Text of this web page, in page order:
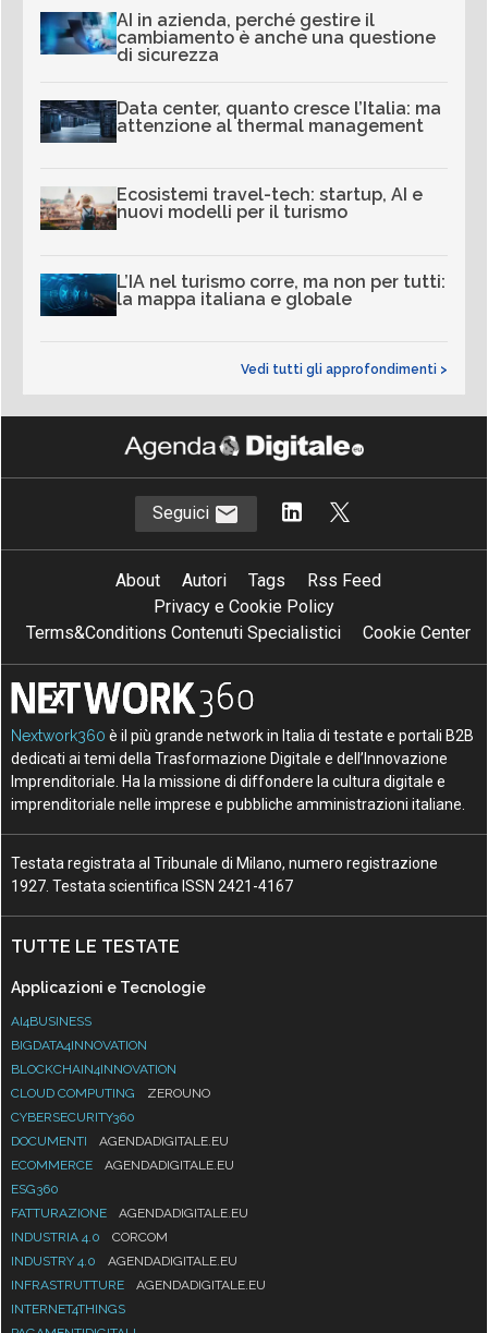
AI in azienda, perché gestire il
cambiamento è anche una questione
di sicurezza
Data center, quanto cresce l’Italia: ma
attenzione al thermal management
Ecosistemi travel-tech: startup, AI e
nuovi modelli per il turismo
L’IA nel turismo corre, ma non per tutti:
la mappa italiana e globale
Vedi tutti gli approfondimenti >
Seguici
About Autori Tags
Rss Feed
Privacy e Cookie Policy
Terms&Conditions Contenuti Specialistici
Cookie Center
Nextwork360 è il più grande network in Italia di testate e portali B2B
dedicati ai temi della Trasformazione Digitale e dell’Innovazione
Imprenditoriale. Ha la missione di diffondere la cultura digitale e
imprenditoriale nelle imprese e pubbliche amministrazioni italiane.
Testata registrata al Tribunale di Milano, numero registrazione
1927. Testata scientifica ISSN 2421-4167
TUTTE LE TESTATE
Applicazioni e Tecnologie
AI4BUSINESS
BIGDATA4INNOVATION
BLOCKCHAIN4INNOVATION
CLOUD COMPUTING
ZEROUNO
CYBERSECURITY360
DOCUMENTI
AGENDADIGITALE.EU
ECOMMERCE
AGENDADIGITALE.EU
ESG360
FATTURAZIONE
AGENDADIGITALE.EU
INDUSTRIA 4.0
CORCOM
INDUSTRY 4.0
AGENDADIGITALE.EU
INFRASTRUTTURE
AGENDADIGITALE.EU
INTERNET4THINGS